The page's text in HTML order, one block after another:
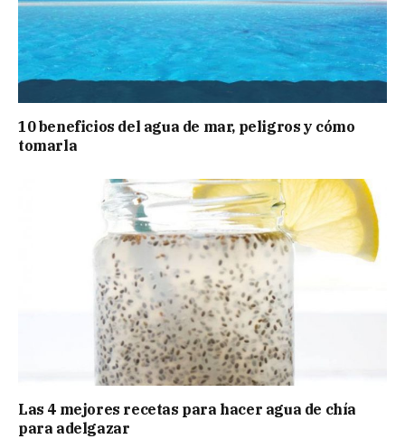
10 beneficios del agua de mar, peligros y cómo
tomarla
Las 4 mejores recetas para hacer agua de chía
para adelgazar